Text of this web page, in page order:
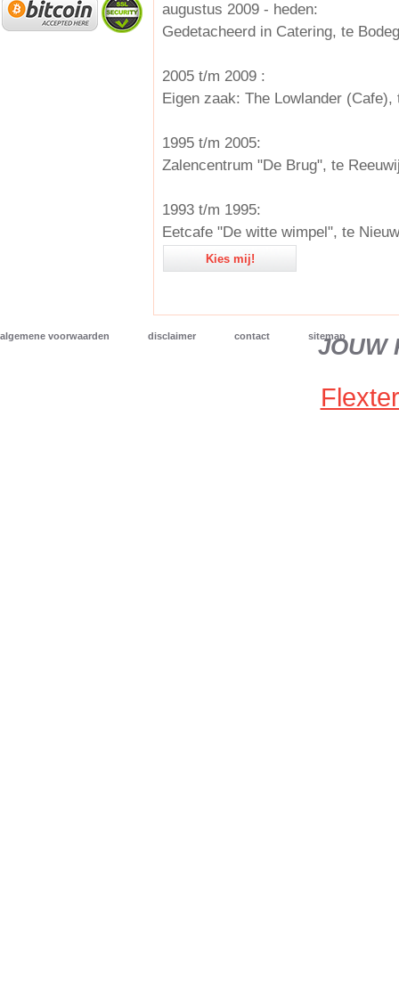
augustus 2009 - heden:
Gedetacheerd in Catering, te
2005 t/m 2009 :
Eigen zaak: The Lowlander (Cafe),
1995 t/m 2005:
Zalencentrum "De Brug", te
1993 t/m 1995:
Eetcafe "De witte wimpel", te
Kies mij!
algemene voorwaarden disclaimer contact sitemap
JOUW